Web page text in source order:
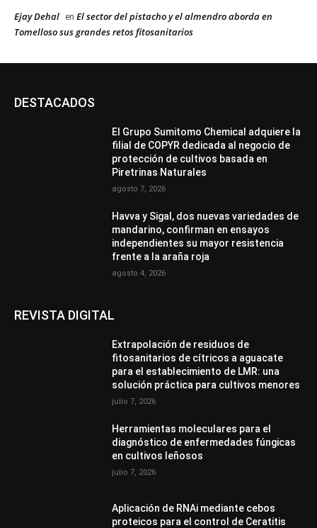
Ejay Dehal en El sector del pistacho y el almendro aborda en
Tomelloso sus grandes retos fitosanitarios
DESTACADOS
El Grupo Sumitomo Chemical adquiere la
filial de COPYR dedicada al negocio de
protección de cultivos basada en
Piretrinas Naturales
agosto 7, 2026
Havva y Sigal, dos nuevas variedades de
mandarino, confirman en ensayos
independientes su mayor resistencia
frente a la araña roja
agosto 4, 2026
REVISTA DIGITAL
Extrapolación de residuos de
fitosanitarios de cítricos a aguacate
para el establecimiento de LMR: una
solución práctica para cultivos menores
julio 7, 2026
Herramientas moleculares para el
diagnóstico de enfermedades fúngicas
en cultivos leñosos
julio 7, 2026
Aplicación de RNAi mediante cebos
proteicos para el control de Ceratitis